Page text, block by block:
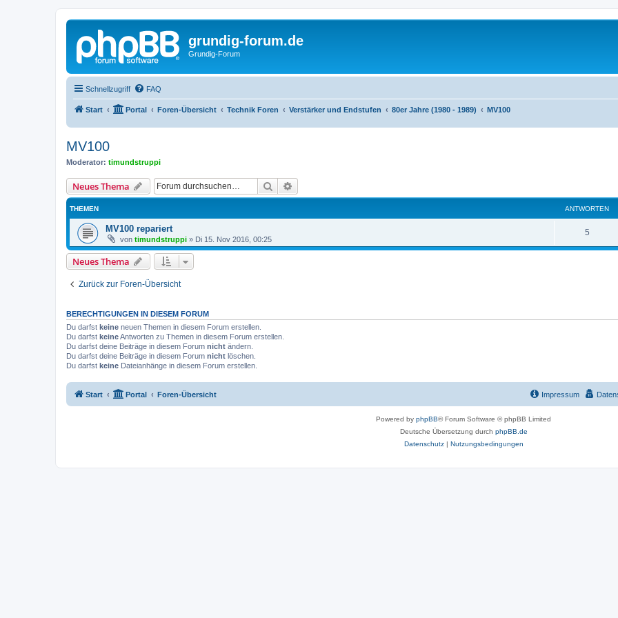
grundig-forum.de
Grundig-Forum
Schnellzugriff FAQ
Start Portal Foren-Übersicht Technik Foren Verstärker und Endstufen 80er Jahre (1980 - 1989) MV100
MV100
Moderator: timundstruppi
Neues Thema Suche
THEMEN ANTWORTEN
MV100 repariert
von timundstruppi » Di 15. Nov 2016, 00:25
5A
n
r
Neues Thema
Zurück zur Foren-Übersicht
BERECHTIGUNGEN IN DIESEM FORUM
Du darfst keine neuen Themen in diesem Forum erstellen.
Du darfst keineAntworten zu Themen in diesem Forum erstellen.
Du darfst deine Beiträge in diesem Forum nicht ändern.
Du darfst deine Beiträge in diesem Forum nicht löschen.
Du darfst keine Dateianhänge in diesem Forum erstellen.
Start Portal Foren-Übersicht Impressum
Powered by phpBB® Forum Software © phpBB Limited
Deutsche Übersetzung durch phpBB.de
Datenschutz| Nutzungsbedingungen